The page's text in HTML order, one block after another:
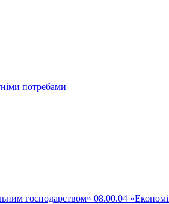
потребами
господарством» 08.00.04